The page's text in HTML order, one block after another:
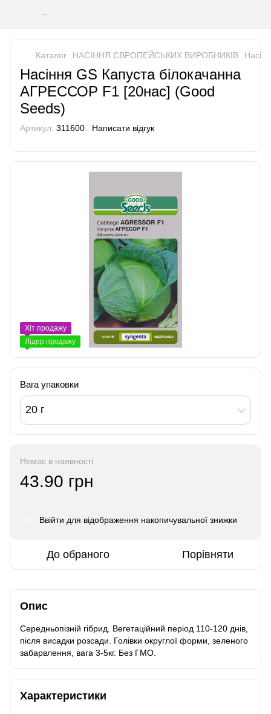
Каталог НАСІННЯ ЄВРОПЕЙСЬКИХ ВИРОБНИКІВ
Насіння GS Капуста білокачанна
АГРЕССОР F1 [20нас] (Good
Seeds)
Артикул: 311600 Написати відгук
Хіт продажу
Лідер продажу
Вага упаковки
20 г
Немає в наявності
43.90 грн
Ввійти для відображення накопичувальної знижки
До обраного Порівняти
Опис
Середньопізній гібрид. Вегетаційний період 110-120 днів,
після висадки розсади. Голівки округлої форми, зеленого
забарвлення, вага 3-5кг. Без ГМО.
Характеристики